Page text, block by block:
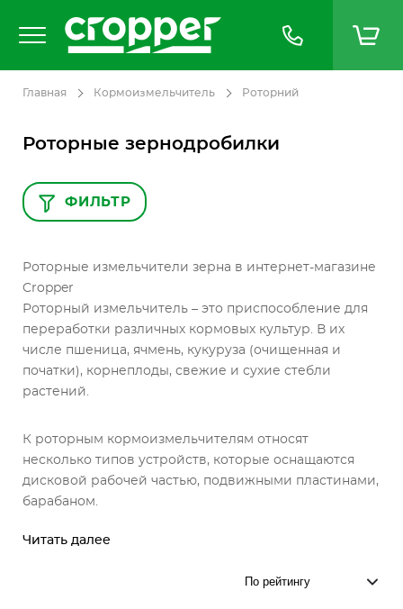
Главная Кормоизмельчитель Роторний
Роторные зернодробилки
Роторные измельчители зерна в интернет-магазине
Cropper
Роторный измельчитель – это приспособление для
переработки различных кормовых культур. В их
числе пшеница, ячмень, кукуруза (очищенная и
початки), корнеплоды, свежие и сухие стебли
растений.
К роторным кормоизмельчителям относят
несколько типов устройств, которые оснащаются
дисковой рабочей частью, подвижными пластинами,
барабаном.
Читать далее
ФИЛЬТР